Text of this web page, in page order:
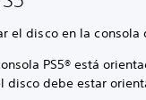
el disco en la
PS5® está
disco debe estar